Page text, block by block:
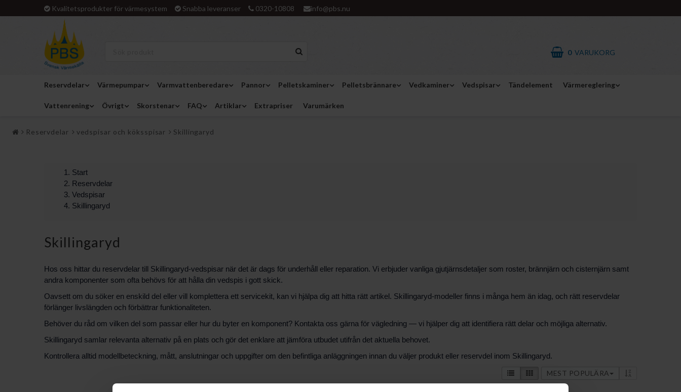
Kvalitetsprodukter för värmesystem Snabba leveranser 0320-10808 info@pbs.nu
0 VARUKORG
Reservdelar Värmepumpar Varmvattenberedare Pannor Pelletskaminer Pelletsbrännare Vedkaminer Vedspisar Tändelement Värmereglering
Vattenrening Övrigt Skorstenar FAQ Artiklar Extrapriser Varumärken
Reservdelar vedspisar och köksspisar Skillingaryd
Start
Reservdelar
Vedspisar
Skillingaryd
Skillingaryd
Hos oss hittar du reservdelar till Skillingaryd-vedspisar när det är dags för underhåll eller reparation. Vi erbjuder vanliga gjutjärnsdetaljer som roster, brännjärn och cisternjärn samt
andra komponenter som ofta behövs för att hålla din vedspis i gott skick.
Oavsett om du söker en enskild del eller vill komplettera ett servicekit, kan vi hjälpa dig att hitta rätt artikel. Skillingaryd-modeller finns i många hem än idag, och rätt reservdelar
förlänger livslängden och förbättrar funktionaliteten.
Behöver du råd om vilken del som passar eller hur du byter en komponent? Kontakta oss gärna för vägledning — vi hjälper dig att identifiera rätt delar och möjliga alternativ.
Skillingaryd samlar relevanta alternativ på en plats och gör det enklare att jämföra utbudet utifrån det aktuella behovet.
Kontrollera alltid modellbeteckning, mått, anslutningar och uppgifter om den befintliga anläggningen innan du väljer produkt eller reservdel inom Skillingaryd.
MEST POPULÄRA